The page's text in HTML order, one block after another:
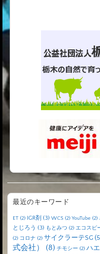
最近のキーワード
ET (2) IGR剤 (3) WCS (2) YouTube (2)
とじろう (3) もとみつ (2) エコスピ
(2) コロナ (2) サイクラーテSG
式会社）
(8) チモシー (2) ハエ